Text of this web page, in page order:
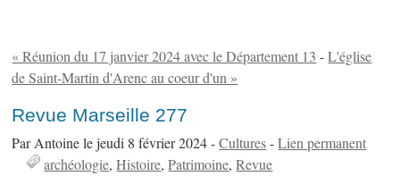
« Réunion du 17 janvier 2024 avec le Département 13 - L'église
de Saint-Martin d'Arenc au coeur d'un »
Revue Marseille 277
Par Antoine le jeudi 8 février 2024 -Cultures-Lien permanent
archéologie Histoire Patrimoine Revue